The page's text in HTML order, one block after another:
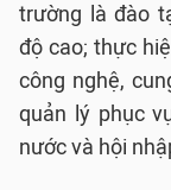
trường là đào
độ cao; thực
công nghệ,
quản lý phục
nước và hội